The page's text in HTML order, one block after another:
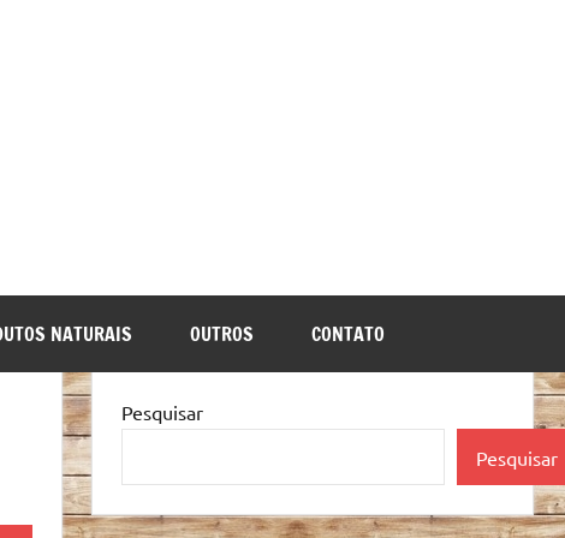
NATURAIS OUTROS CONTATO
Pesquisar
Pesquisar